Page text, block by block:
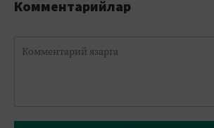
Комментарийлар